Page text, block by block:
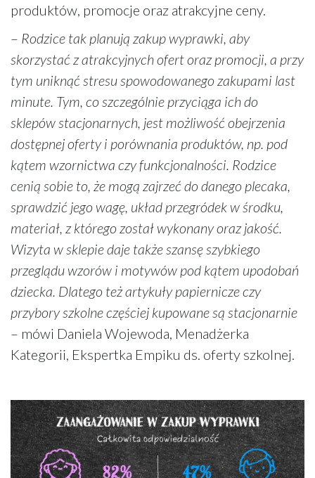
produktów, promocje oraz atrakcyjne ceny.
– Rodzice tak planują zakup wyprawki, aby
skorzystać z atrakcyjnych ofert oraz promocji, a przy
tym uniknąć stresu spowodowanego zakupami last
minute. Tym, co szczególnie przyciąga ich do
sklepów stacjonarnych, jest możliwość obejrzenia
dostępnej oferty i porównania produktów, np. pod
kątem wzornictwa czy funkcjonalności. Rodzice
cenią sobie to, że mogą zajrzeć do danego plecaka,
sprawdzić jego wagę, układ przegródek w środku,
materiał, z którego został wykonany oraz jakość.
Wizyta w sklepie daje także szansę szybkiego
przeglądu wzorów i motywów pod kątem upodobań
dziecka. Dlatego też artykuły papiernicze czy
przybory szkolne częściej kupowane są stacjonarnie
– mówi Daniela Wojewoda, Menadżerka
Kategorii, Ekspertka Empiku ds. oferty szkolnej.